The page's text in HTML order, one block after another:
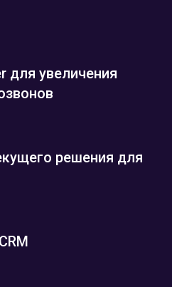
для увеличения
решения для